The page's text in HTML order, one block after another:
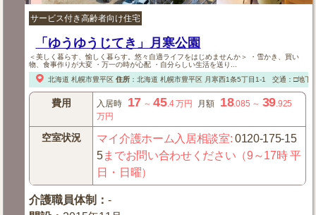
サービス付き高齢者向け住宅
「ゆうゆうじてき」月寒公園
＜美しく暮らす、愉しく暮らす。悠々自適ライフをはじめませんか＞ ・雪かき、買い
物、食事作りが大変 ・万一の時が心配 ・自分らしい生活を送り...
北海道 札幌市豊平区 住所： 北海道 札幌市豊平区月寒西1条5丁目1-1 交通：□地下
費用 入居時 17 ～45.4万円 月額 18.085 ～ 39.925
万円
空室状況 マイ介護ホーム入居相談室:0120-175-15
5までお問い合わせください（9～17時 平
日・日曜）
介護職員体制 ：-